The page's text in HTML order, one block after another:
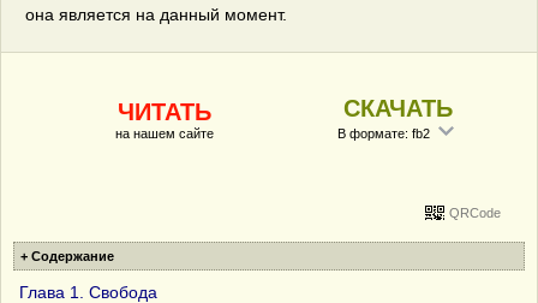
она является на данный момент.
ЧИТАТЬ
на нашем сайте
СКАЧАТЬ
В формате: fb2
QRCode
+ Содержание
Глава 1. Свобода